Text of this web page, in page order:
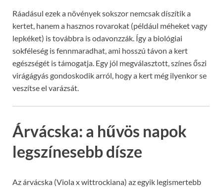
Ráadásul ezek a növények sokszor nemcsak díszítik a
kertet, hanem a hasznos rovarokat (például méheket vagy
lepkéket) is továbbra is odavonzzák. Így a biológiai
sokféleség is fennmaradhat, ami hosszú távon a kert
egészségét is támogatja. Egy jól megválasztott, színes őszi
virágágyás gondoskodik arról, hogy a kert még ilyenkor se
veszítse el varázsát.
Árvácska: a hűvös napok
legszínesebb dísze
Az árvácska (Viola x wittrockiana) az egyik legismertebb